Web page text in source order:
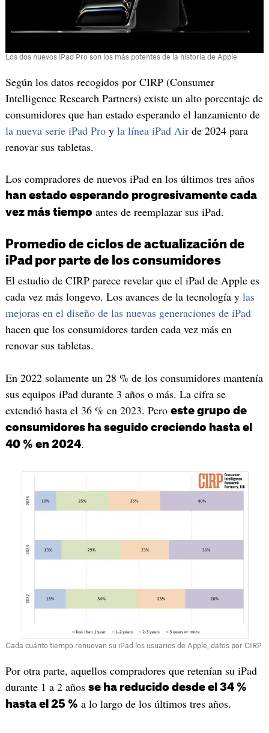
Los dos nuevos iPad Pro son los más potentes de la historia de Apple
Según los datos recogidos por CIRP (Consumer
Intelligence Research Partners) existe un alto porcentaje de
consumidores que han estado esperando el lanzamiento de
la nueva serie iPad Proy la línea iPad Airde 2024 para
renovar sus tabletas.
Los compradores de nuevos iPad en los últimos tres años
han estado esperando progresivamente cada
vez más tiempo antes de reemplazar sus iPad.
Promedio de ciclos de actualización de
iPad por parte de los consumidores
El estudio de CIRP parece revelar que el iPad de Apple es
cada vez más longevo. Los avances de la tecnología y las
mejoras en el diseño de las nuevas generaciones de iPad
hacen que los consumidores tarden cada vez más en
renovar sus tabletas.
En 2022 solamente un 28 % de los consumidores mantenía
sus equipos iPad durante 3 años o más. La cifra se
extendió hasta el 36 % en 2023. Pero este grupo de
consumidores ha seguido creciendo hasta el
40 % en 2024.
Cada cuánto tiempo renuevan su iPad los usuarios de Apple, datos por CIRP
Por otra parte, aquellos compradores que retenían su iPad
durante 1 a 2 años se ha reducido desde el 34 %
hasta el 25 % a lo largo de los últimos tres años.